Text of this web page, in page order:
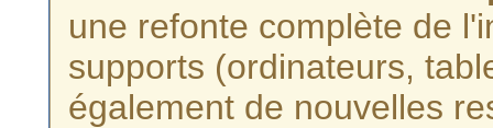
une refonte complète de
supports (ordinateurs,
également de nouvelles